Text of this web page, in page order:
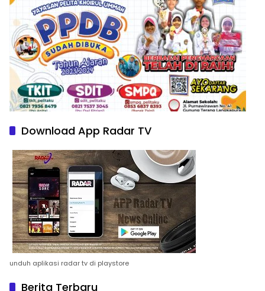
Download App Radar TV
unduh aplikasi radar tv di playstore
Berita Terbaru